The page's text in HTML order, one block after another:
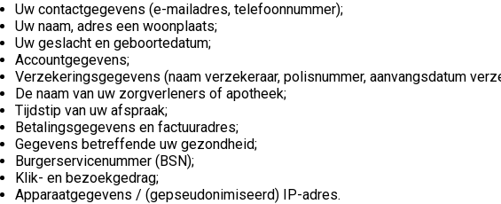
Uw contactgegevens (e-mailadres, telefoonnummer);
Uw naam, adres een woonplaats;
Uw geslacht en geboortedatum;
Accountgegevens;
Verzekeringsgegevens (naam verzekeraar, polisnummer, aanvangsdatum
De naam van uw zorgverleners of apotheek;
Tijdstip van uw afspraak;
Betalingsgegevens en factuuradres;
Gegevens betreffende uw gezondheid;
Burgerservicenummer (BSN);
Klik- en bezoekgedrag;
Apparaatgegevens / (gepseudonimiseerd) IP-adres.